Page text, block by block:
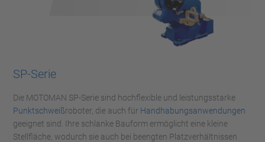
SP-Serie
Die MOTOMAN SP-Serie sind hochflexible und leistungsstarke
Punktschweißroboter, die auch für Handhabungsanwendungen
geeignet sind. Ihre schlanke Bauform ermöglicht eine kleine
Stellfläche, wodurch sie auch bei beengten Platzverhältnissen